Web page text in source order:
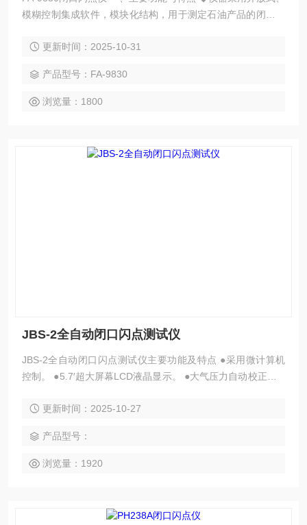
模糊控制集成软件，模块化结构，用于测定石油产品的闭口闪
一台主机可同时控制多台测试炉进行多个样品测试，节省测试
程自动完成； ◆铂合金电热丝、油灯点火方式； ◆大气压强自
更新时间：2025-10-31
产品型号：FA-9830
浏览量：1800
JBS-2全自动闭口闪点测试仪
JBS-2全自动闭口闪点测试仪主要功能及特点 ●采用微计算机
控制。 ●5.7′超大屏幕LCD液晶显示。 ●大气压力自动校正。 ●
断气。 ●自动打印试验结果。 ●调功程序自动控制升温曲线。
更新时间：2025-10-27
产品型号：
浏览量：1920